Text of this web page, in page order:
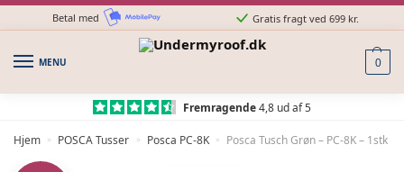
Betal med Gratis fragt ved 699 kr.
MENU 0
Fremragende4,8 ud af 5
Hjem » POSCA Tusser » Posca PC-8K » Posca Tusch Grøn – PC-8K – 1stk